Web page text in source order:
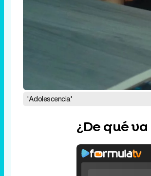
'Adolescencia'
¿De qué